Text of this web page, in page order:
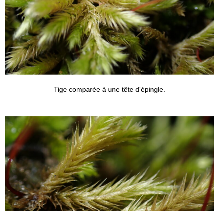
Tige comparée à une tête d'épingle.